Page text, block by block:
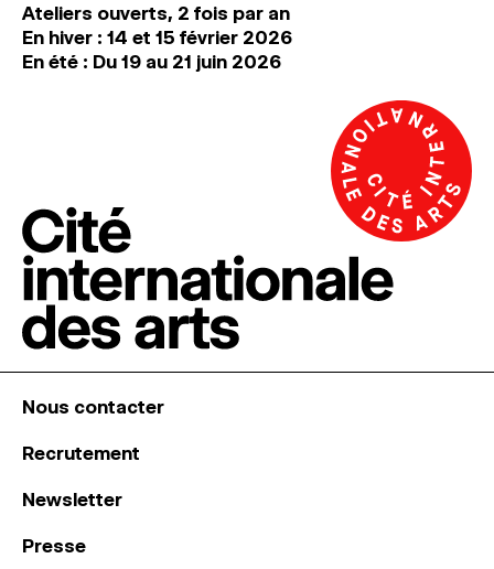
Ateliers ouverts, 2 fois par an
En hiver : 14 et 15 février 2026
En été : Du 19 au 21 juin 2026
Nous contacter
Recrutement
Newsletter
Presse